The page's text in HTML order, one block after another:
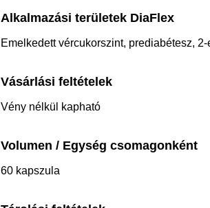
Alkalmazási területek DiaFlex
Emelkedett vércukorszint, prediabétesz,
Vásárlási feltételek
Vény nélkül kapható
Volumen / Egység csomagonként
60 kapszula